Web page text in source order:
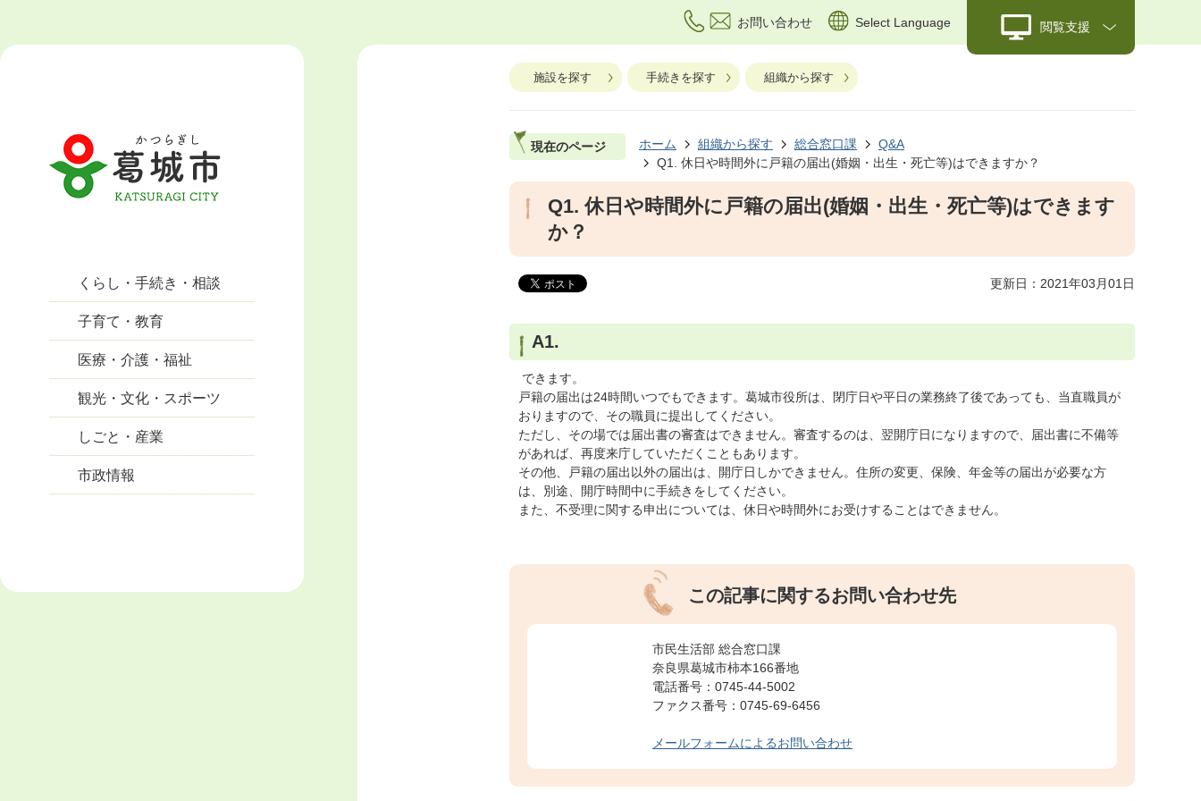
お問い合わせ Select Language 閲覧支援
くらし・手続き・相談
子育て・教育
医療・介護・福祉
観光・文化・スポーツ
しごと・産業
市政情報
施設を探す 手続きを探す 組織から探す
現在のページ ホーム 組織から探す 総合窓口課
Q&A
Q1. 休日や時間外に戸籍の届出(婚姻・出生・死亡等)はできますか？
Q1. 休日や時間外に戸籍の届出(婚姻・出生・死亡等)はできます
か？
更新日：2021年03月01日
A1.
できます。
戸籍の届出は24時間いつでもできます。葛城市役所は、閉庁日や平日の業務終了後であっても、当直職員が
おりますので、その職員に提出してください。
ただし、その場では届出書の審査はできません。審査するのは、翌開庁日になりますので、届出書に不備等
があれば、再度来庁していただくこともあります。
その他、戸籍の届出以外の届出は、開庁日しかできません。住所の変更、保険、年金等の届出が必要な方
は、別途、開庁時間中に手続きをしてください。
また、不受理に関する申出については、休日や時間外にお受けすることはできません。
この記事に関するお問い合わせ先
市民生活部 総合窓口課
奈良県葛城市柿本166番地
電話番号：0745-44-5002
ファクス番号：0745-69-6456
メールフォームによるお問い合わせ